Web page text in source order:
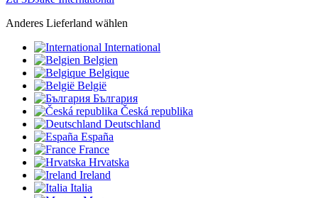
Anderes Lieferland wählen
International
Belgien
Belgique
België
България
Česká republika
Deutschland
España
France
Hrvatska
Ireland
Italia